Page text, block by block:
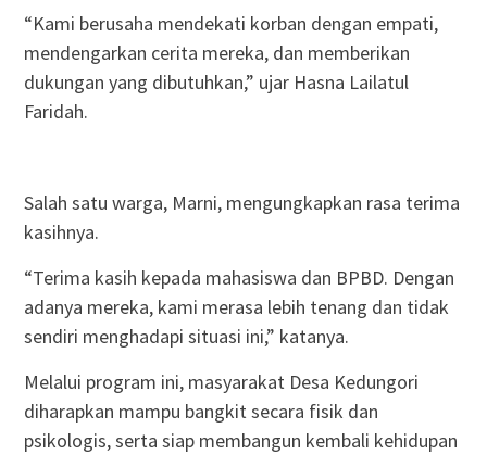
“Kami berusaha mendekati korban dengan empati,
mendengarkan cerita mereka, dan memberikan
dukungan yang dibutuhkan,” ujar Hasna Lailatul
Faridah.
Salah satu warga, Marni, mengungkapkan rasa terima
kasihnya.
“Terima kasih kepada mahasiswa dan BPBD. Dengan
adanya mereka, kami merasa lebih tenang dan tidak
sendiri menghadapi situasi ini,” katanya.
Melalui program ini, masyarakat Desa Kedungori
diharapkan mampu bangkit secara fisik dan
psikologis, serta siap membangun kembali kehidupan